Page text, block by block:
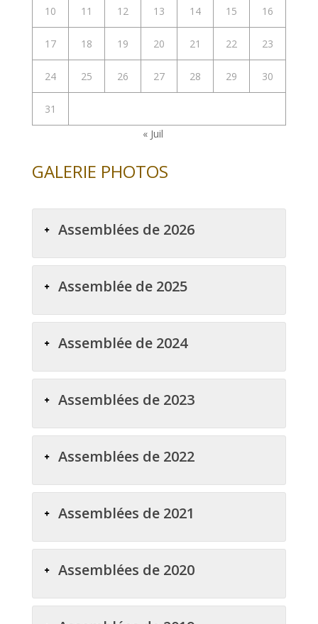
10 11 12 13 14 15 16
17 18 19 20 21 22 23
24 25 26 27 28 29 30
31
« Juil
GALERIE PHOTOS
Assemblées de 2026
Assemblée de 2025
Assemblée de 2024
Assemblées de 2023
Assemblées de 2022
Assemblées de 2021
Assemblées de 2020